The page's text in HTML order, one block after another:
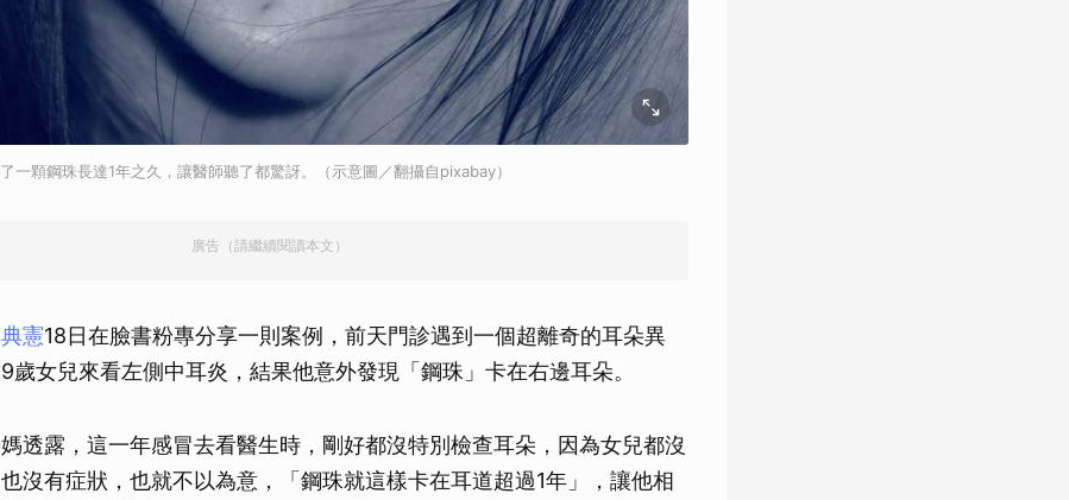
一顆鋼珠長達1年之久，讓醫師聽了都驚訝。（示意圖／翻攝自pixabay）
廣告（請繼續閱讀本文）
憲18日在臉書粉專分享一則案例，前天門診遇到一個超離奇的耳朵異
歲女兒來看左側中耳炎，結果他意外發現「鋼珠」卡在右邊耳朵。
透露，這一年感冒去看醫生時，剛好都沒特別檢查耳朵，因為女兒都沒
沒有症狀，也就不以為意，「鋼珠就這樣卡在耳道超過1年」，讓他相